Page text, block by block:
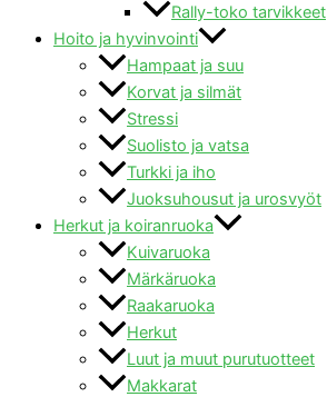
Rally-toko tarvikkeet
Hoito ja hyvinvointi
Hampaat ja suu
Korvat ja silmät
Stressi
Suolisto ja vatsa
Turkki ja iho
Juoksuhousut ja urosvyöt
Herkut ja koiranruoka
Kuivaruoka
Märkäruoka
Raakaruoka
Herkut
Luut ja muut purutuotteet
Makkarat